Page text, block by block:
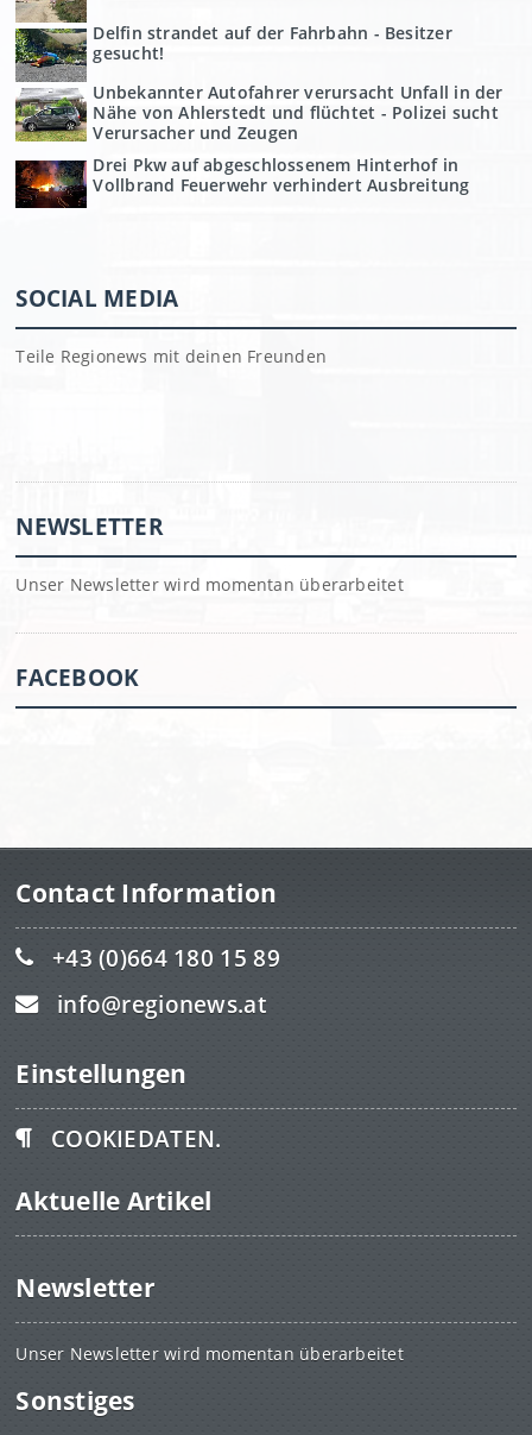
Delfin strandet auf der Fahrbahn - Besitzer
gesucht!
Unbekannter Autofahrer verursacht Unfall in der
Nähe von Ahlerstedt und flüchtet - Polizei sucht
Verursacher und Zeugen
Drei Pkw auf abgeschlossenem Hinterhof in
Vollbrand Feuerwehr verhindert Ausbreitung
SOCIAL MEDIA
Teile Regionews mit deinen Freunden
NEWSLETTER
Unser Newsletter wird momentan überarbeitet
FACEBOOK
Contact Information
+43 (0)664 180 15 89
info@regionews.at
Einstellungen
COOKIEDATEN.
Aktuelle Artikel
Newsletter
Unser Newsletter wird momentan überarbeitet
Sonstiges